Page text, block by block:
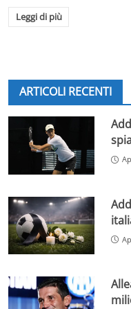
Leggi di più
ARTICOLI RECENTI